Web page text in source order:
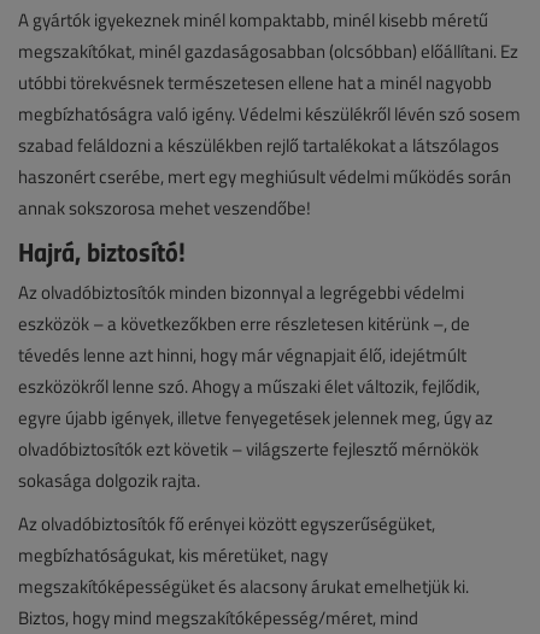
A gyártók igyekeznek minél kompaktabb, minél kisebb méretű
megszakítókat, minél gazdaságosabban (olcsóbban) előállítani. Ez
utóbbi törekvésnek természetesen ellene hat a minél nagyobb
megbízhatóságra való igény. Védelmi készülékről lévén szó sosem
szabad feláldozni a készülékben rejlő tartalékokat a látszólagos
haszonért cserébe, mert egy meghiúsult védelmi működés során
annak sokszorosa mehet veszendőbe!
Hajrá, biztosító!
Az olvadóbiztosítók minden bizonnyal a legrégebbi védelmi
eszközök – a következőkben erre részletesen kitérünk –, de
tévedés lenne azt hinni, hogy már végnapjait élő, idejétmúlt
eszközökről lenne szó. Ahogy a műszaki élet változik, fejlődik,
egyre újabb igények, illetve fenyegetések jelennek meg, úgy az
olvadóbiztosítók ezt követik – világszerte fejlesztő mérnökök
sokasága dolgozik rajta.
Az olvadóbiztosítók fő erényei között egyszerűségüket,
megbízhatóságukat, kis méretüket, nagy
megszakítóképességüket és alacsony árukat emelhetjük ki.
Biztos, hogy mind megszakítóképesség/méret, mind